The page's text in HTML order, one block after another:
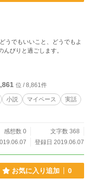
うでもいいこと、どうでもよ
んびりと過ごします。
位 / 8,861件
小説 マイペース
実話
感想数 0
文字数 368
登録日 2019.06.07
お気に入り追加 0